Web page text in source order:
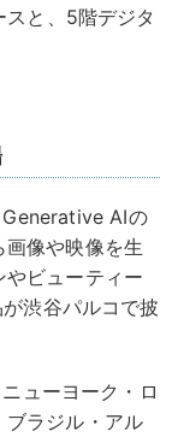
と、5階デジタ
Generative AIの
像や映像を生
ビューティー
渋谷パルコで披
ューヨーク・ロ
ブラジル・アル